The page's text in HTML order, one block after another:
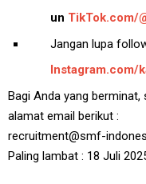
un TikTok.com/
Jangan lupa
Instagram.com/
Bagi Anda yang
alamat email berikut :
recruitment@smf-
Paling lambat : 18 Juli